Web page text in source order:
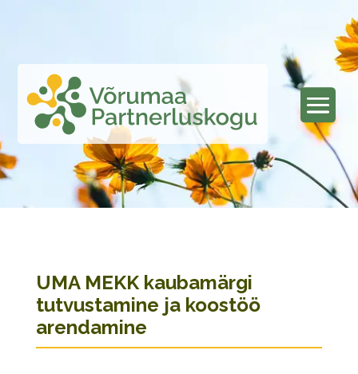
UMA MEKK kaubamärgi
tutvustamine ja koostöö
arendamine